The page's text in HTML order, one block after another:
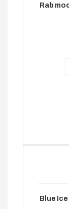
Rab
Blue